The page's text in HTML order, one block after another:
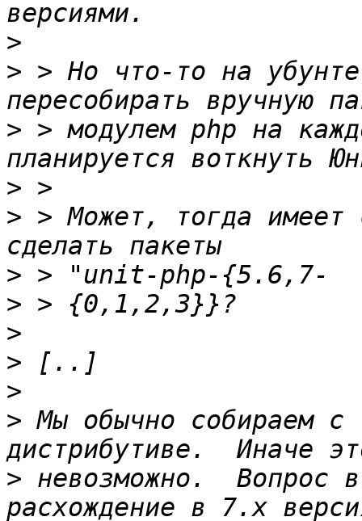
>
> > Но что-то на
> > модулем php на
>
> > Может, тогда имеет
>
>
>
>
>
> Мы обычно собираем
> невозможно.  Вопрос